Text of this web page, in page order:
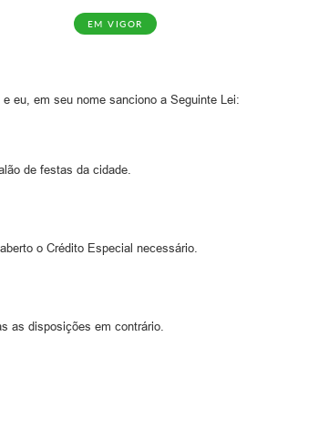
EM VIGOR
eu, em seu nome sanciono a Seguinte Lei:
de festas da cidade.
o Crédito Especial necessário.
as disposições em contrário.